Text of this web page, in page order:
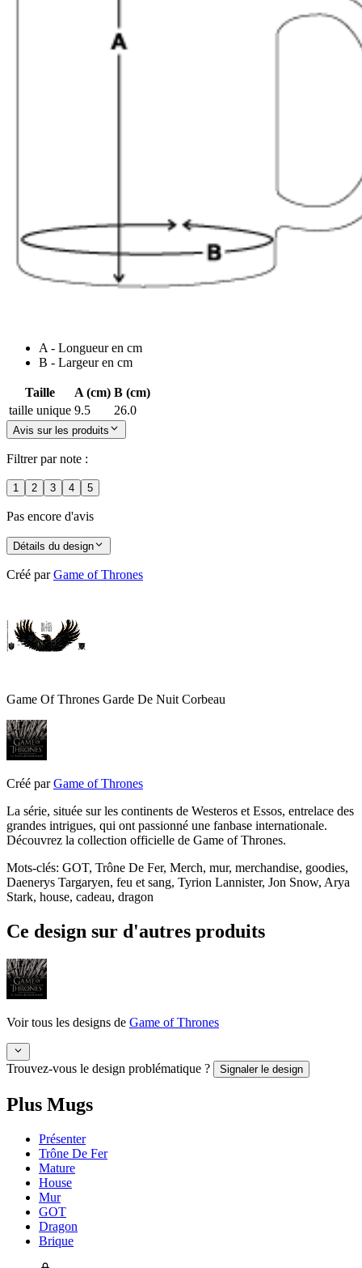
A - Longueur en cm
B - Largeur en cm
Taille A (cm) B (cm)
taille unique 9.5 26.0
Avis sur les produits
Filtrer par note :
1 2 3 4 5
Pas encore d'avis
Détails du design
Créé par Game of Thrones
Game Of Thrones Garde De Nuit Corbeau
Créé par Game of Thrones
La série, située sur les continents de Westeros et Essos, entrelace des
grandes intrigues, qui ont passionné une fanbase internationale.
Découvrez la collection officielle de Game of Thrones.
Mots-clés: GOT, Trône De Fer, Merch, mur, merchandise, goodies,
Daenerys Targaryen, feu et sang, Tyrion Lannister, Jon Snow, Arya
Stark, house, cadeau, dragon
Ce design sur d'autres produits
Voir tous les designs de Game of Thrones
Trouvez-vous le design problématique ? Signaler le design
Plus Mugs
Présenter
Trône De Fer
Mature
House
Mur
GOT
Dragon
Brique